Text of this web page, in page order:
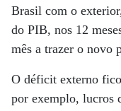
Brasil com o
do PIB, nos 12
mês a trazer o novo
O déficit externo
por exemplo, lucros